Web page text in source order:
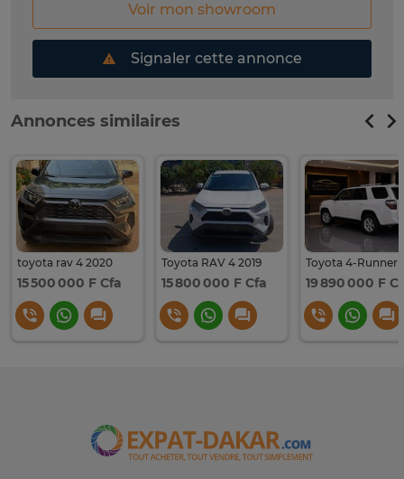
Voir mon showroom
Signaler cette annonce
Annonces similaires
toyota rav 4 2020
15 500 000 F Cfa
Toyota RAV 4 2019
15 800 000 F Cfa 19 890 000 F